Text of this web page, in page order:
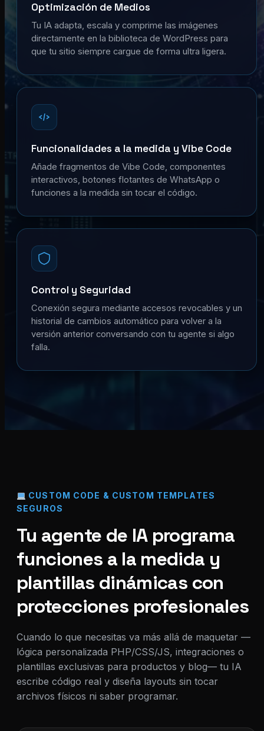
Optimización de Medios
Tu IA adapta, escala y comprime las imágenes
directamente en la biblioteca de WordPress para
que tu sitio siempre cargue de forma ultra ligera.
Funcionalidades a la medida y Vibe Code
Añade fragmentos de Vibe Code, componentes
interactivos, botones flotantes de WhatsApp o
funciones a la medida sin tocar el código.
Control y Seguridad
Conexión segura mediante accesos revocables y un
historial de cambios automático para volver a la
versión anterior conversando con tu agente si algo
falla.
CUSTOM CODE & CUSTOM TEMPLATES
SEGUROS
Tu agente de IA programa
funciones a la medida y
plantillas dinámicas con
protecciones profesionales
Cuando lo que necesitas va más allá de maquetar —
lógica personalizada PHP/CSS/JS, integraciones o
plantillas exclusivas para productos y blog— tu IA
escribe código real y diseña layouts sin tocar
archivos físicos ni saber programar.